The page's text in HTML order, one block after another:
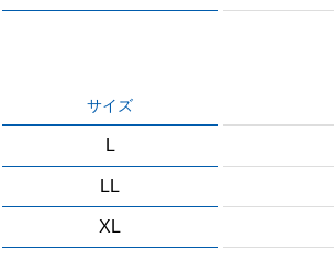
サイズ
L
LL
XL